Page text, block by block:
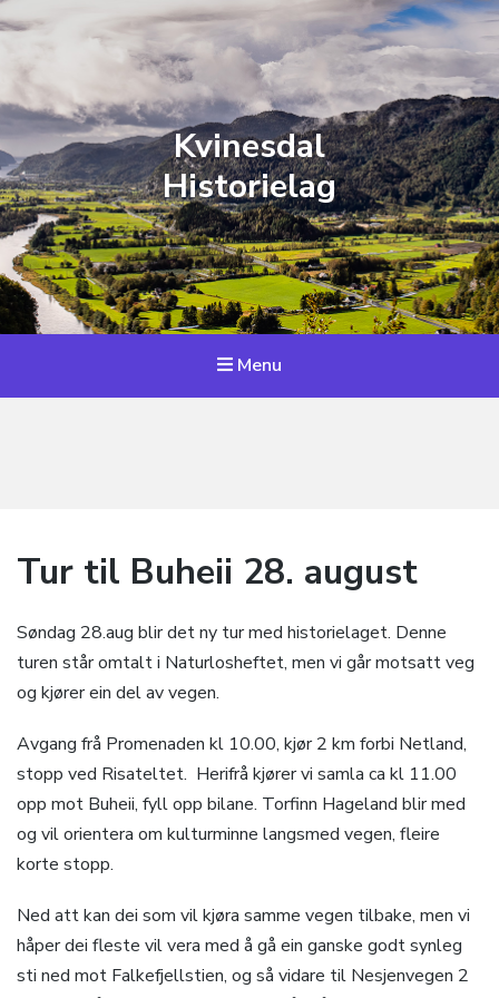
Kvinesdal
Historielag
Menu
Tur til Buheii 28. august
Søndag 28.aug blir det ny tur med historielaget. Denne
turen står omtalt i Naturlosheftet, men vi går motsatt veg
og kjører ein del av vegen.
Avgang frå Promenaden kl 10.00, kjør 2 km forbi Netland,
stopp ved Risateltet. Herifrå kjører vi samla ca kl 11.00
opp mot Buheii, fyll opp bilane. Torfinn Hageland blir med
og vil orientera om kulturminne langsmed vegen, fleire
korte stopp.
Ned att kan dei som vil kjøra samme vegen tilbake, men vi
håper dei fleste vil vera med å gå ein ganske godt synleg
sti ned mot Falkefjellstien, og så vidare til Nesjenvegen 2